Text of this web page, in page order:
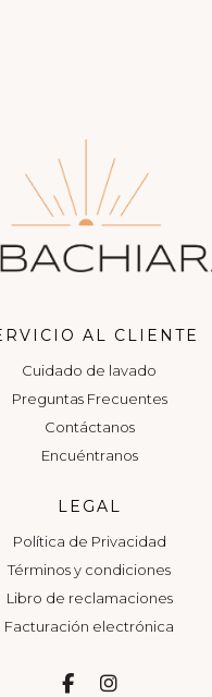
AL CLIENTE
Cuidado de lavado
Preguntas Frecuentes
Contáctanos
Encuéntranos
LEGAL
Política de Privacidad
Términos y condiciones
Libro de reclamaciones
Facturación electrónica